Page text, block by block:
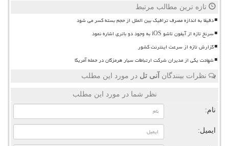
تازه ترین مطالب مرتبط
دقیقا به اندازه مصرف ترافیک بین الملل از حجم بسته کسر می شود
سرنخ تازه از آیفون تاشو iOS به وجود دو باتری اشاره نمود
گزارش تازه از سرعت اینترنت کشور
شهادت یکی از مدیران شرکت ارتباطات سیار هرمزگان در حمله آمریکا
نظرات بینندگان آنی تل در مورد این مطلب
نظر شما در مورد این مطلب
نام:
ایمیل: